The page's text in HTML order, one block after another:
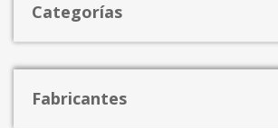
Categorías
Fabricantes